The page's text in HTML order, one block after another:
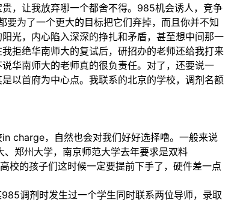
，让我放弃哪一个都舍不得。985机会诱人，竞争
要为了一个更大的目标把它们弃掉，而且你并不知
光，内心陷入深深的挣扎和矛盾，甚至想中间那一
拒绝华南师大的复试后，研招办的老师还给我打来
华南师大的老师真的很负责任。对了，还要说一
以首府为中心点。我联系的北京的学校，调剂名额
charge，自然也会对我们好好选择噜。一般来说
郑州大学，南京师范大学去年要求是双料
校的孩子们这时候一定要提前下手了，硬件差一点
调剂时发生过一个学生同时联系两位导师，录取